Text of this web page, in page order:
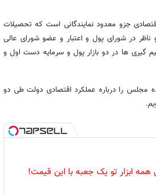
جزو معدود نمایندگانی است که تحصیلات
در شورای پول و اعتبار و عضو شورای عالی
ها در دو بازار پول و سرمایه دست اول و
مجلس را درباره عملکرد اقتصادی دولت طی دو
همه ابزار تو یک جعبه با این قیمت!